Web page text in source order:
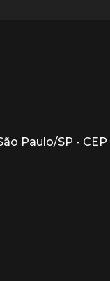
Paulo/SP - CEP